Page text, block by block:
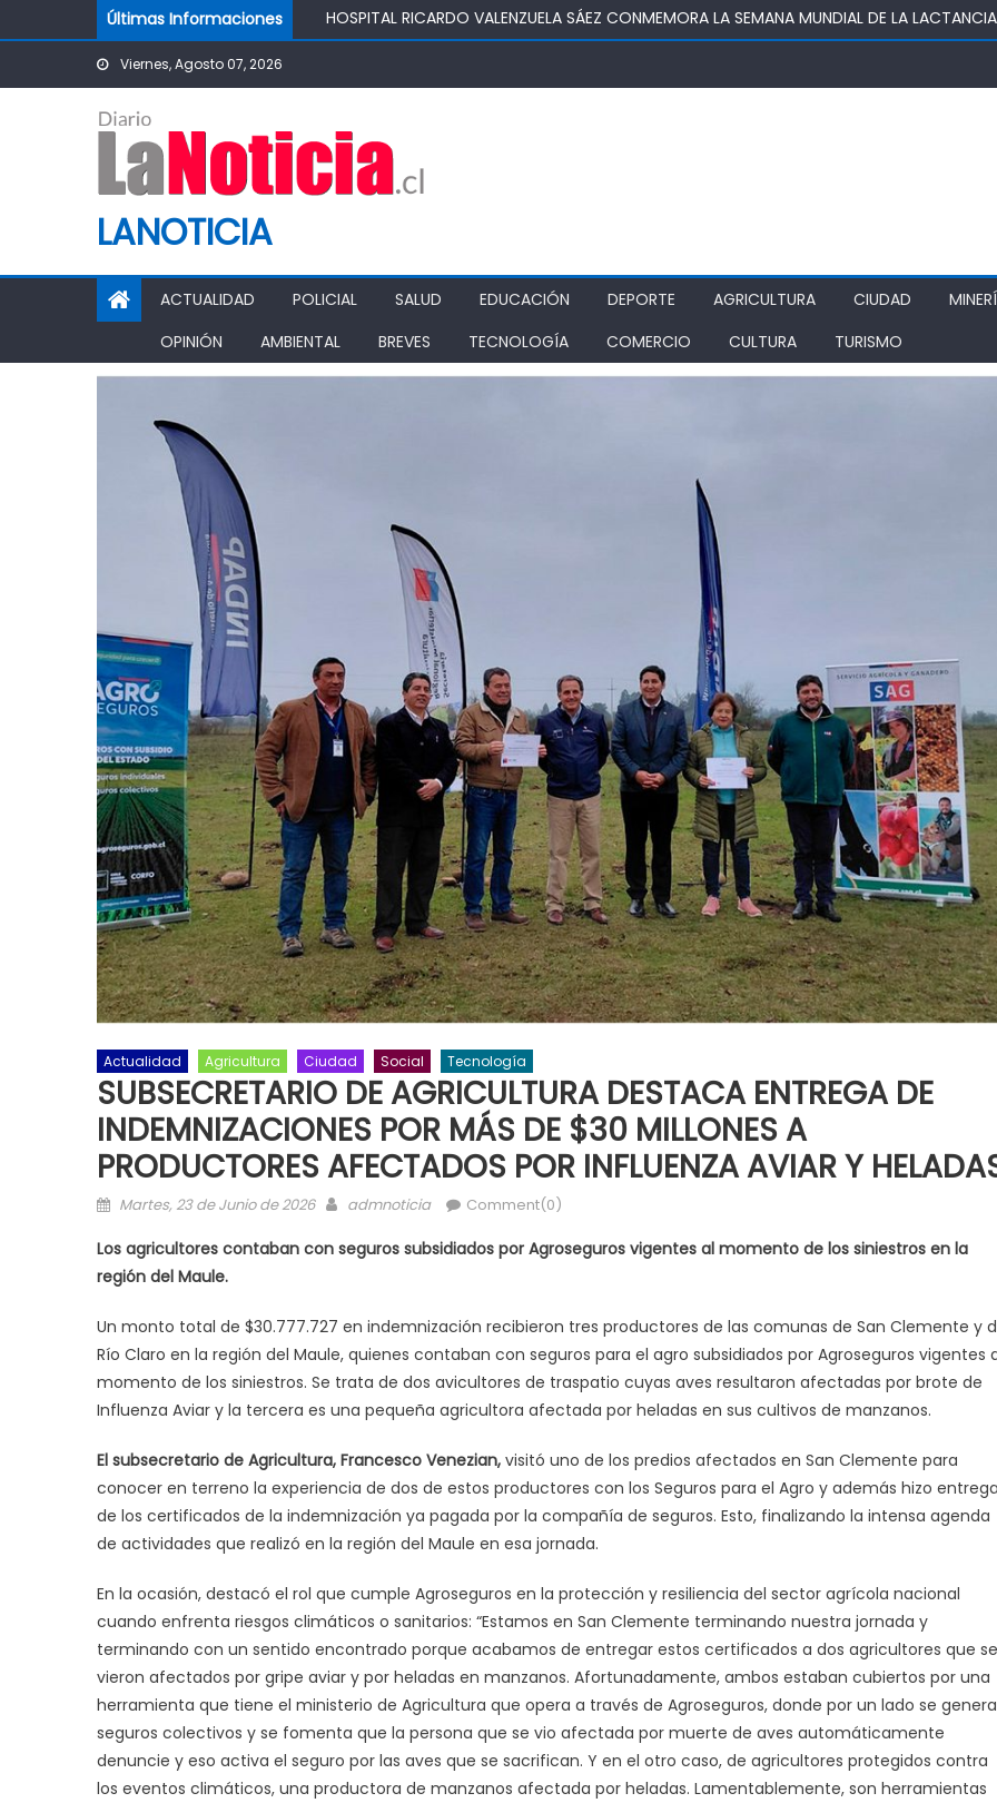
Skip to contentÚltimas Informaciones
SALUDABLE
AGRÍCOLA
PASO PEHUENCHE AVANZA COMO ALTERNATIVA ESTRATÉGICA A LOS LIBERTADORES
SIGUEN LOS CIERRES DE PROSTÍBULOS CLANDESTINOS EN RANCAGUA: NUEVO
Viernes, Agosto 07, 2026
LANOTICIA
ACTUALIDAD POLICIAL SALUD EDUCACIÓN DEPORTE AGRICULTURA CIUDAD
OPINIÓN
AMBIENTAL BREVES TECNOLOGÍA COMERCIO CULTURA TURISMO
Actualidad Agricultura Ciudad Social Tecnología
SUBSECRETARIO DE AGRICULTURA DESTACA ENTREGA DE
INDEMNIZACIONES POR MÁS DE $30 MILLONES A
PRODUCTORES AFECTADOS POR INFLUENZA AVIAR Y
Posted on
Martes, 23 de Junio de 2026 Author
admnoticia Comment(0)
Los agricultores contaban con seguros subsidiados por Agroseguros vigentes al momento de los siniestros en la
región del Maule.
Un monto total de $30.777.727 en indemnización recibieron tres productores de las comunas de San Clemente y
Río Claro en la región del Maule, quienes contaban con seguros para el agro subsidiados por Agroseguros vigentes
momento de los siniestros. Se trata de dos avicultores de traspatio cuyas aves resultaron afectadas por brote de
Influenza Aviar y la tercera es una pequeña agricultora afectada por heladas en sus cultivos de manzanos.
El subsecretario de Agricultura, Francesco Venezian, visitó uno de los predios afectados en San Clemente para
conocer en terreno la experiencia de dos de estos productores con los Seguros para el Agro y además hizo
de los certificados de la indemnización ya pagada por la compañía de seguros. Esto, finalizando la intensa agenda
de actividades que realizó en la región del Maule en esa jornada.
En la ocasión, destacó el rol que cumple Agroseguros en la protección y resiliencia del sector agrícola nacional
cuando enfrenta riesgos climáticos o sanitarios: “Estamos en San Clemente terminando nuestra jornada y
terminando con un sentido encontrado porque acabamos de entregar estos certificados a dos agricultores que se
vieron afectados por gripe aviar y por heladas en manzanos. Afortunadamente, ambos estaban cubiertos por una
herramienta que tiene el ministerio de Agricultura que opera a través de Agroseguros, donde por un lado se
seguros colectivos y se fomenta que la persona que se vio afectada por muerte de aves automáticamente
denuncie y eso activa el seguro por las aves que se sacrifican. Y en el otro caso, de agricultores protegidos contra
los eventos climáticos, una productora de manzanos afectada por heladas. Lamentablemente, son herramientas